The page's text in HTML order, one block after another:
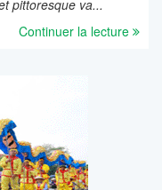
pittoresque va...
Continuer la lecture